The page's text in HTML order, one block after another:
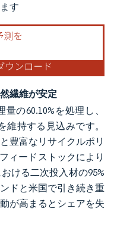
す
繊維が安定
の60.10%を処理し、
維持する見込みです。
豊富なリサイクルポリ
ィードストックにより
ける二次投入材の95%
ドと米国で引き続き重
が高まるとシェアを失